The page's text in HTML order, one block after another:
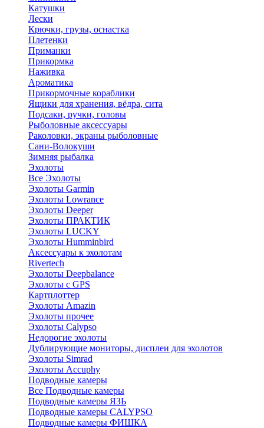
Катушки
Лески
Крючки, грузы, оснастка
Плетенки
Приманки
Прикормка
Наживка
Ароматика
Прикормочные кораблики
Ящики для хранения, вёдра, сита
Подсаки, ручки, головы
Рыболовные аксессуары
Раколовки, экраны рыболовные
Сани-Волокуши
Зимняя рыбалка
Эхолоты
Все Эхолоты
Эхолоты Garmin
Эхолоты Lowrance
Эхолоты Deeper
Эхолоты ПРАКТИК
Эхолоты LUCKY
Эхолоты Humminbird
Аксессуары к эхолотам
Rivertech
Эхолоты Deepbalance
Эхолоты с GPS
Картплоттер
Эхолоты Amazin
Эхолоты прочее
Эхолоты Calypso
Недорогие эхолоты
Дублирующие мониторы, дисплеи для эхолотов
Эхолоты Simrad
Эхолоты Accuphy
Подводные камеры
Все Подводные камеры
Подводные камеры ЯЗЬ
Подводные камеры CALYPSO
Подводные камеры ФИШКА